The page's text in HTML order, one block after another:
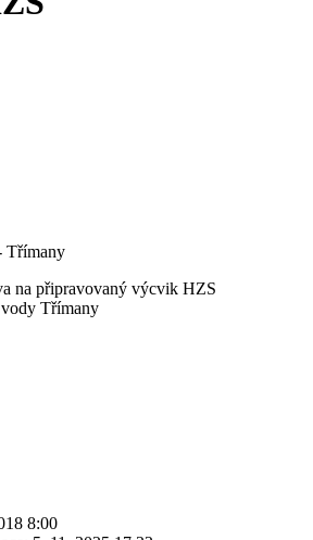
Třímany
na připravovaný výcvik HZS
Třímany
8:00